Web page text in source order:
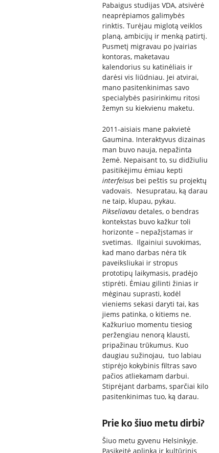
Pabaigus studijas VDA, atsivėrė
neaprėpiamos galimybės
rinktis. Turėjau miglotą veiklos
planą, ambicijų ir menką patirtį.
Pusmetį migravau po įvairias
kontoras, maketavau
kalendorius su katinėliais ir
darėsi vis liūdniau. Jei atvirai,
mano pasitenkinimas savo
specialybės pasirinkimu ritosi
žemyn su kiekvienu maketu.
2011-aisiais mane pakvietė
Gaumina. Interaktyvus dizainas
man buvo nauja, nepažinta
žemė. Nepaisant to, su didžiuliu
pasitikėjimu ėmiau kepti
interfeisusbei peštis su projektų
vadovais. Nesupratau, ką darau
ne taip, klupau, pykau.
Pikseliavaudetales, o bendras
kontekstas buvo kažkur toli
horizonte – nepažįstamas ir
svetimas. Ilgainiui suvokimas,
kad mano darbas nėra tik
paveiksliukai ir stropus
prototipų laikymasis, pradėjo
stiprėti. Ėmiau gilinti žinias ir
mėginau suprasti, kodėl
vieniems sekasi daryti tai, kas
jiems patinka, o kitiems ne.
Kažkuriuo momentu tiesiog
peržengiau nenorą klausti,
pripažinau trūkumus. Kuo
daugiau sužinojau, tuo labiau
stiprėjo kokybinis filtras savo
pačios atliekamam darbui.
Stiprėjant darbams, sparčiai kilo
pasitenkinimas tuo, ką darau.
Prie ko šiuo metu dirbi?
Šiuo metu gyvenu Helsinkyje.
Pasikeitė aplinka ir kultūrinis